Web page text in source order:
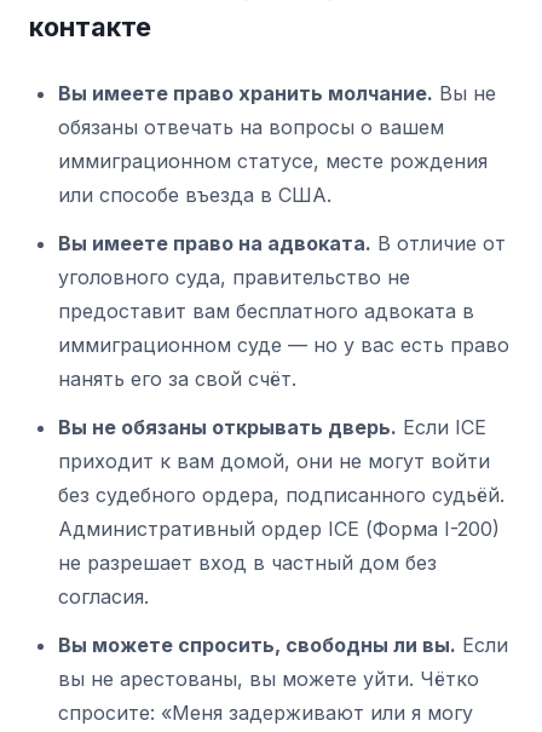
контакте
Вы имеете право хранить молчание. Вы не
обязаны отвечать на вопросы о вашем
иммиграционном статусе, месте рождения
или способе въезда в США.
Вы имеете право на адвоката. В отличие от
уголовного суда, правительство не
предоставит вам бесплатного адвоката в
иммиграционном суде — но у вас есть право
нанять его за свой счёт.
Вы не обязаны открывать дверь. Если ICE
приходит к вам домой, они не могут войти
без судебного ордера, подписанного судьёй.
Административный ордер ICE (Форма I-200)
не разрешает вход в частный дом без
согласия.
Вы можете спросить, свободны ли вы. Если
вы не арестованы, вы можете уйти. Чётко
спросите: «Меня задерживают или я могу